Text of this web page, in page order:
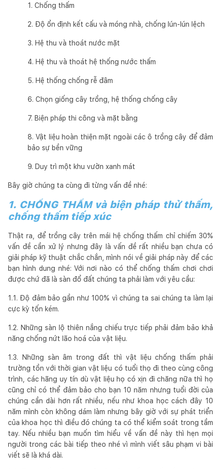
1. Chống thấm
2. Độ ổn định kết cấu và móng nhà, chống lún-lún lệch
3. Hệ thu và thoát nước mặt
4. Hệ thu và thoát hệ thống nước thấm
5. Hệ thống chống rễ đâm
6. Chọn giống cây trồng, hệ thống chống cây
7. Biện pháp thi công và mặt bằng
8. Vật liệu hoàn thiện mặt ngoài các ô trồng cây để đảm
bảo sự bền vững
9. Duy trì một khu vườn xanh mát
Bây giờ chúng ta cùng đi từng vấn đề nhé:
1. CHỐNG THẤM và biện pháp thử thấm,
chống thấm tiếp xúc
Thật ra, để trồng cây trên mái hệ chống thấm chỉ chiếm 30%
vấn đề cần xử lý nhưng đây là vấn đề rất nhiều bạn chưa có
giải pháp kỹ thuật chắc chắn, mình nói về giải pháp này để các
bạn hình dung nhé: Với nơi nào có thể chống thấm chơi chơi
được chứ đã là sàn đổ đất chúng ta phải làm với yêu cầu:
1.1. Độ đảm bảo gần như 100% vì chúng ta sai chúng ta làm lại
cực kỳ tốn kém.
1.2. Những sàn lộ thiên nắng chiếu trực tiếp phải đảm bảo khả
năng chống nứt lão hoá của vật liệu.
1.3. Những sàn âm trong đất thì vật liệu chống thấm phải
trường tồn với thời gian vật liệu có tuổi thọ đi theo cùng công
trình, các hãng uy tín dù vật liệu họ có xịn đi chăng nữa thì họ
cũng chỉ có thể đảm bảo cho bạn 10 năm nhưng tuổi đời của
chúng cần dài hơn rất nhiều, nếu như khoa học cách đây 10
năm mình còn không dám làm nhưng bây giờ với sự phát triển
của khoa học thì điều đó chúng ta có thể kiểm soát trong tầm
tay. Nếu nhiều bạn muốn tìm hiểu về vấn đề này thì hẹn mọi
người trong các bài tiếp theo nhé vì mình viết sâu phạm vi bài
viết sẽ là khá dài.